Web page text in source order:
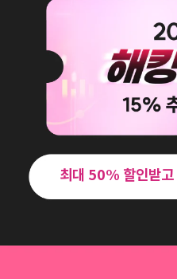
최대 50% 할인받고